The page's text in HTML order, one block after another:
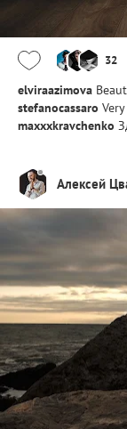
32
elviraazimova
stefanocassaro
maxxxkravchenko
Алексей